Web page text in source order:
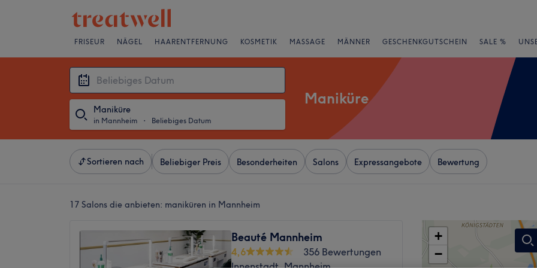
FRISEUR NÄGEL HAARENTFERNUNG KOSMETIK MASSAGE MÄNNER GESCHENKGUTSCHEIN SALE %
Maniküre
in Mannheim ・ Beliebiges Datum
Maniküre
Sortieren nach Beliebiger Preis Besonderheiten Salons Expressangebote Bewertung
17 Salons die anbieten: maniküren in Mannheim
Beauté Mannheim
4,6
356 Bewertungen
+
−